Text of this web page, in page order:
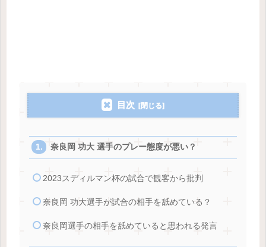
目次
奈良岡 功大 選手のプレー態度が悪い？
2023スディルマン杯の試合で観客から批判
奈良岡 功大選手が試合の相手を舐めている？
奈良岡選手の相手を舐めていると思われる発言